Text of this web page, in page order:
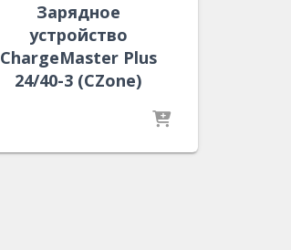
Зарядное
устройство
ChargeMaster Plus
24/40-3 (CZone)